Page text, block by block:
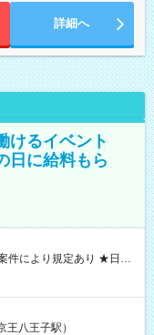
詳細へ
けるイベント
日に給料もら
現金GET♪ お仕事後はコ
用期間】試
八王子駅）